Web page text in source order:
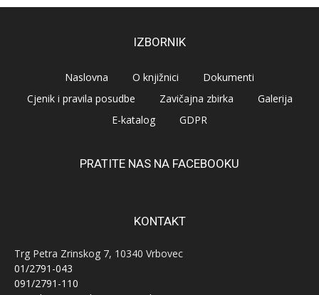
IZBORNIK
Naslovna O knjižnici
Dokumenti
Cjenik i pravila posudbe
Zavičajna zbirka
Galerija
E-katalog
GDPR
PRATITE NAS NA FACEBOOKU
KONTAKT
Trg Petra Zrinskog 7, 10340 Vrbovec
01/2791-043
091/2791-110